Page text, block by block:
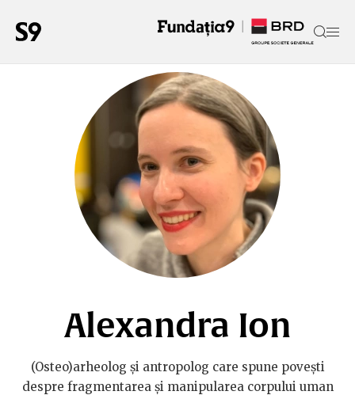
Alexandra Ion
(Osteo)arheolog și antropolog care spune povești
despre fragmentarea și manipularea corpului uman